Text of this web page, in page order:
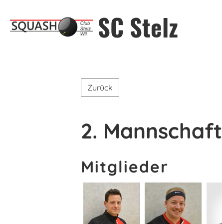
SC Stelz
Zurück
2. Mannschaft
Mitglieder